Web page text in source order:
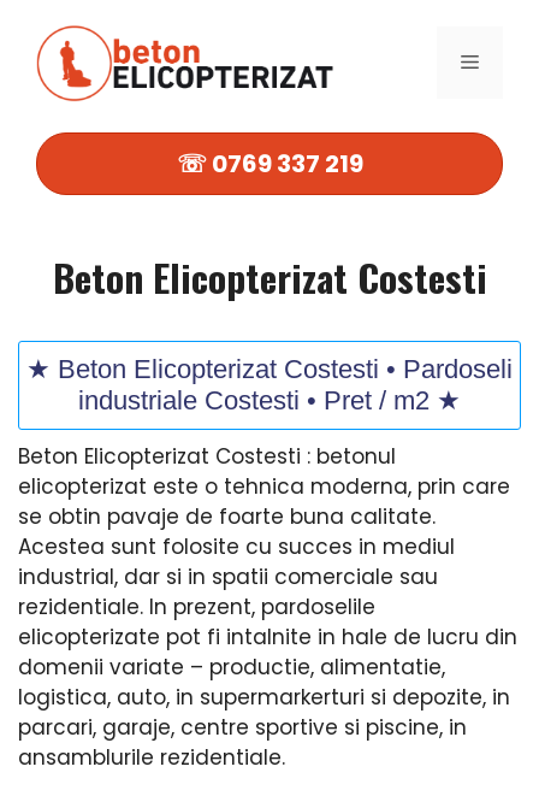
conținut
MENIU
☏ 0769 337 219
Beton Elicopterizat Costesti
★ Beton Elicopterizat Costesti • Pardoseli
industriale Costesti • Pret / m2 ★
Beton Elicopterizat Costesti : betonul
elicopterizat este o tehnica moderna, prin care
se obtin pavaje de foarte buna calitate.
Acestea sunt folosite cu succes in mediul
industrial, dar si in spatii comerciale sau
rezidentiale. In prezent, pardoselile
elicopterizate pot fi intalnite in hale de lucru din
domenii variate – productie, alimentatie,
logistica, auto, in supermarkerturi si depozite, in
parcari, garaje, centre sportive si piscine, in
ansamblurile rezidentiale.